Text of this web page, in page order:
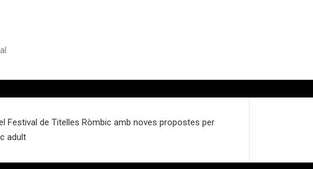
Festival de Titelles Ròmbic amb noves propostes per
adult